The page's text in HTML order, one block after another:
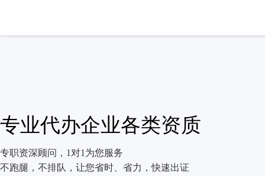
专业代办企业各类资质
专职资深顾问，1对1为您服务
不跑腿，不排队，让您省时、省力，快速出证